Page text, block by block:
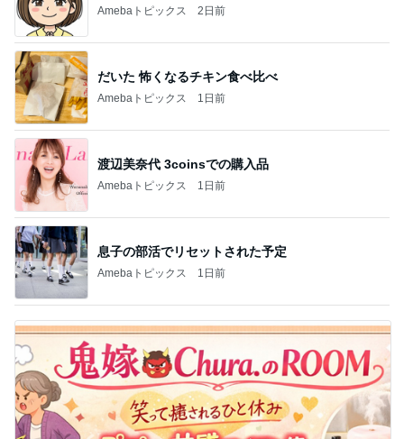
Amebaトピックス 2日前
だいた 怖くなるチキン食べ比べ
Amebaトピックス 1日前
渡辺美奈代 3coinsでの購入品
Amebaトピックス 1日前
息子の部活でリセットされた予定
Amebaトピックス 1日前